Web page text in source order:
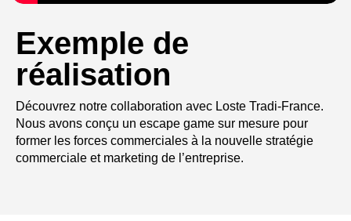
Exemple de
réalisation
Découvrez notre collaboration avec Loste Tradi-France.
Nous avons conçu un escape game sur mesure pour
former les forces commerciales à la nouvelle stratégie
commerciale et marketing de l’entreprise.